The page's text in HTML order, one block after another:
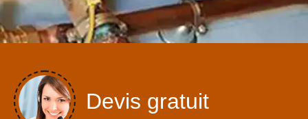
Devis gratuit